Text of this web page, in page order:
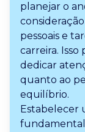
planejar o
pessoais e
carreira.
dedicar
quanto ao
equilíbrio.
Estabelecer